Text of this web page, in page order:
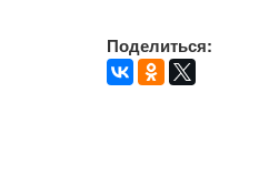
Поделиться: